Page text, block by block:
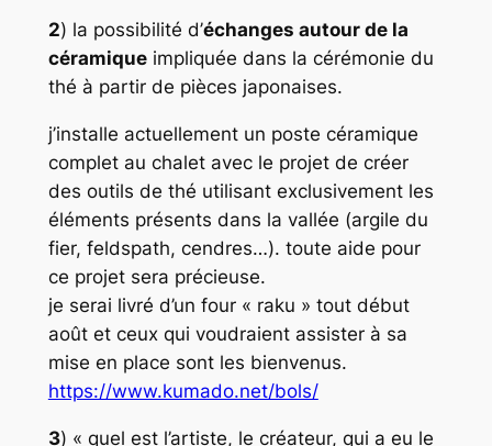
2) la possibilité d’échanges autour de la
céramiqueimpliquée dans la cérémonie du
thé à partir de pièces japonaises.
j’installe actuellement un poste céramique
complet au chalet avec le projet de créer
des outils de thé utilisant exclusivement les
éléments présents dans la vallée (argile du
fier, feldspath, cendres…). toute aide pour
ce projet sera précieuse.
je serai livré d’un four « raku » tout début
août et ceux qui voudraient assister à sa
mise en place sont les bienvenus.
https://www.kumado.net/bols/
3) « quel est l’artiste, le créateur, qui a eu le